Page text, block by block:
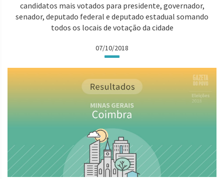
candidatos mais votados para presidente, governador,
senador, deputado federal e deputado estadual somando
todos os locais de votação da cidade
07/10/2018